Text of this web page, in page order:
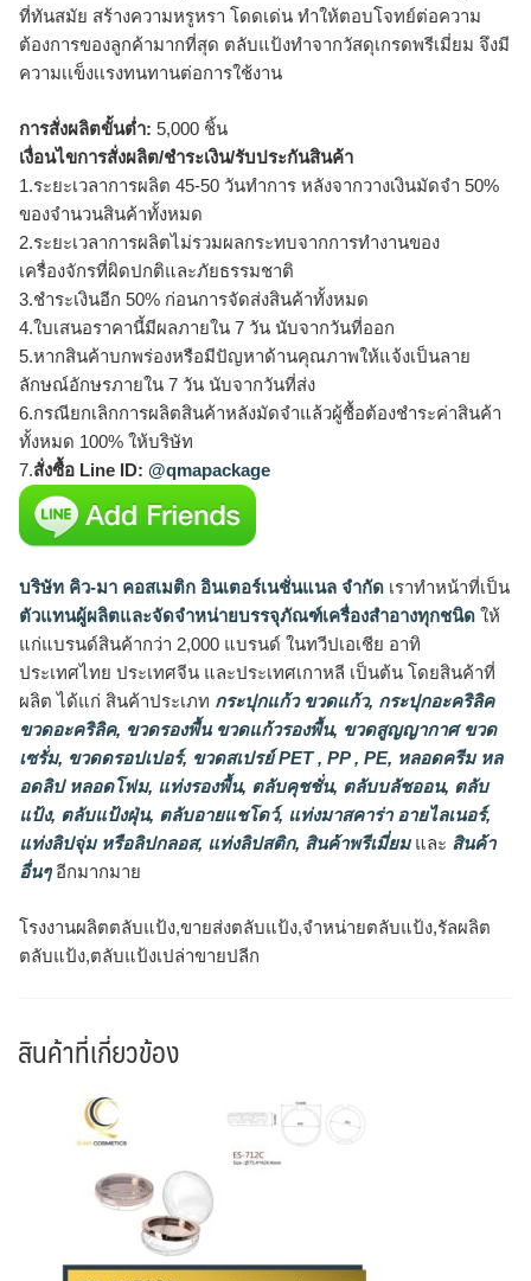
ที่ทันสมัย สร้างความหรูหรา โดดเด่น ทำให้ตอบโจทย์ต่อความ
ต้องการของลูกค้ามากที่สุด ตลับแป้งทำจากวัสดุเกรดพรีเมี่ยม จึงมี
ความเเข็งเเรงทนทานต่อการใช้งาน
การสั่งผลิตขั้นต่ำ: 5,000 ชิ้น
เงื่อนไขการสั่งผลิต/ชำระเงิน/รับประกันสินค้า
1.ระยะเวลาการผลิต 45-50 วันทำการ หลังจากวางเงินมัดจำ 50%
ของจำนวนสินค้าทั้งหมด
2.ระยะเวลาการผลิตไม่รวมผลกระทบจากการทำงานของ
เครื่องจักรที่ผิดปกติและภัยธรรมชาติ
3.ชำระเงินอีก 50% ก่อนการจัดส่งสินค้าทั้งหมด
4.ใบเสนอราคานี้มีผลภายใน 7 วัน นับจากวันที่ออก
5.หากสินค้าบกพร่องหรือมีปัญหาด้านคุณภาพให้แจ้งเป็นลาย
ลักษณ์อักษรภายใน 7 วัน นับจากวันที่ส่ง
6.กรณียกเลิกการผลิตสินค้าหลังมัดจำแล้วผู้ซื้อต้องชำระค่าสินค้า
ทั้งหมด 100% ให้บริษัท
7.สั่งซื้อ Line ID: @qmapackage
บริษัท คิว-มา คอสเมติก อินเตอร์เนชั่นแนล จำกัด เราทำหน้าที่เป็น
ตัวแทนผู้ผลิตและจัดจำหน่ายบรรจุภัณฑ์เครื่องสำอางทุกชนิด ให้
แก่แบรนด์สินค้ากว่า 2,000 แบรนด์ ในทวีปเอเชีย อาทิ
ประเทศไทย ประเทศจีน และประเทศเกาหลี เป็นต้น โดยสินค้าที่
ผลิต ได้แก่ สินค้าประเภท กระปุกแก้ว ขวดแก้ว, กระปุกอะคริลิค
ขวดอะคริลิค, ขวดรองพื้น ขวดแก้วรองพื้น, ขวดสูญญากาศ ขวด
เซรั่ม, ขวดดรอปเปอร์, ขวดสเปรย์ PET , PP , PE, หลอดครีม หล
อดลิป หลอดโฟม, แท่งรองพื้น, ตลับคุชชั่น, ตลับบลัชออน, ตลับ
แป้ง, ตลับแป้งฝุ่น, ตลับอายแชโดว์, แท่งมาสคาร่า อายไลเนอร์,
แท่งลิปจุ่ม หรือลิปกลอส, แท่งลิปสติก, สินค้าพรีเมี่ยมและ สินค้า
อื่นๆอีกมากมาย
โรงงานผลิตตลับแป้ง,ขายส่งตลับแป้ง,จำหน่ายตลับแป้ง,รัลผลิต
ตลับแป้ง,ตลับแป้งเปล่าขายปลีก
สินค้าที่เกี่ยวข้อง